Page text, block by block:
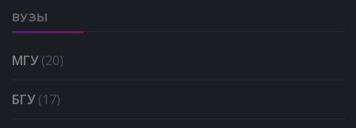
ВУЗЫ
МГУ(20)
БГУ(17)